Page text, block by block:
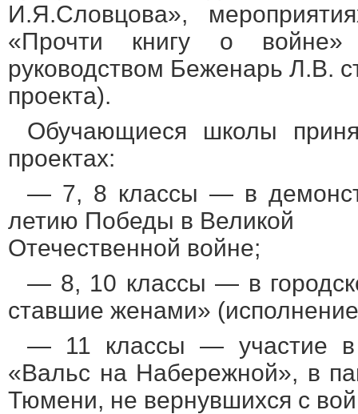
И.Я.Словцова»,
«Прочти книгу о
руководством Беженарь Л.В.
проекта).
Обучающиеся школы
проектах:
— 7, 8 классы — в
летию Победы в Великой
Отечественной войне;
— 8, 10 классы — в
ставшие женами»
— 11 классы — участие в
«Вальс на Набережной», в
Тюмени, не вернувшихся с